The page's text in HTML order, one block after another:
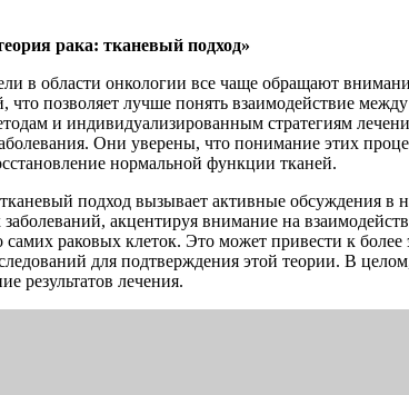
рака: тканевый подход»
в области онкологии все чаще обращают
позволяет лучше понять взаимодействие
и индивидуализированным стратегиям
Они уверены, что понимание этих
нормальной функции тканей.
подход вызывает активные обсуждения в
акцентируя внимание на
самих раковых клеток. Это может привести к
для подтверждения этой теории. В
результатов лечения.